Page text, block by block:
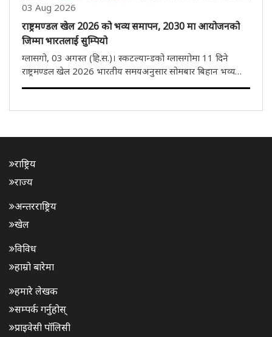
03 Aug 2026
राष्ट्रमण्डल खेल 2026 को भव्य समापन, 2030 मा आयोजनको
जिम्मा भारतलाई सुम्पियो
ग्लासगो, 03 अगस्त (हि.स.)। स्कटल्यान्डको ग्लासगोमा 11 दिने
राष्ट्रमण्डल खेल 2026 भारतीय समयअनुसार सोमबार बिहान भव्य
छ। समापन..
राष्ट्रिय
राज्य
अन्तरराष्ट्रिय
खेल
विविध
हाम्रो बारेमा
हमारे लेखक
सम्पर्क गर्नुहोस्
प्राइवेसी पॉलिसी